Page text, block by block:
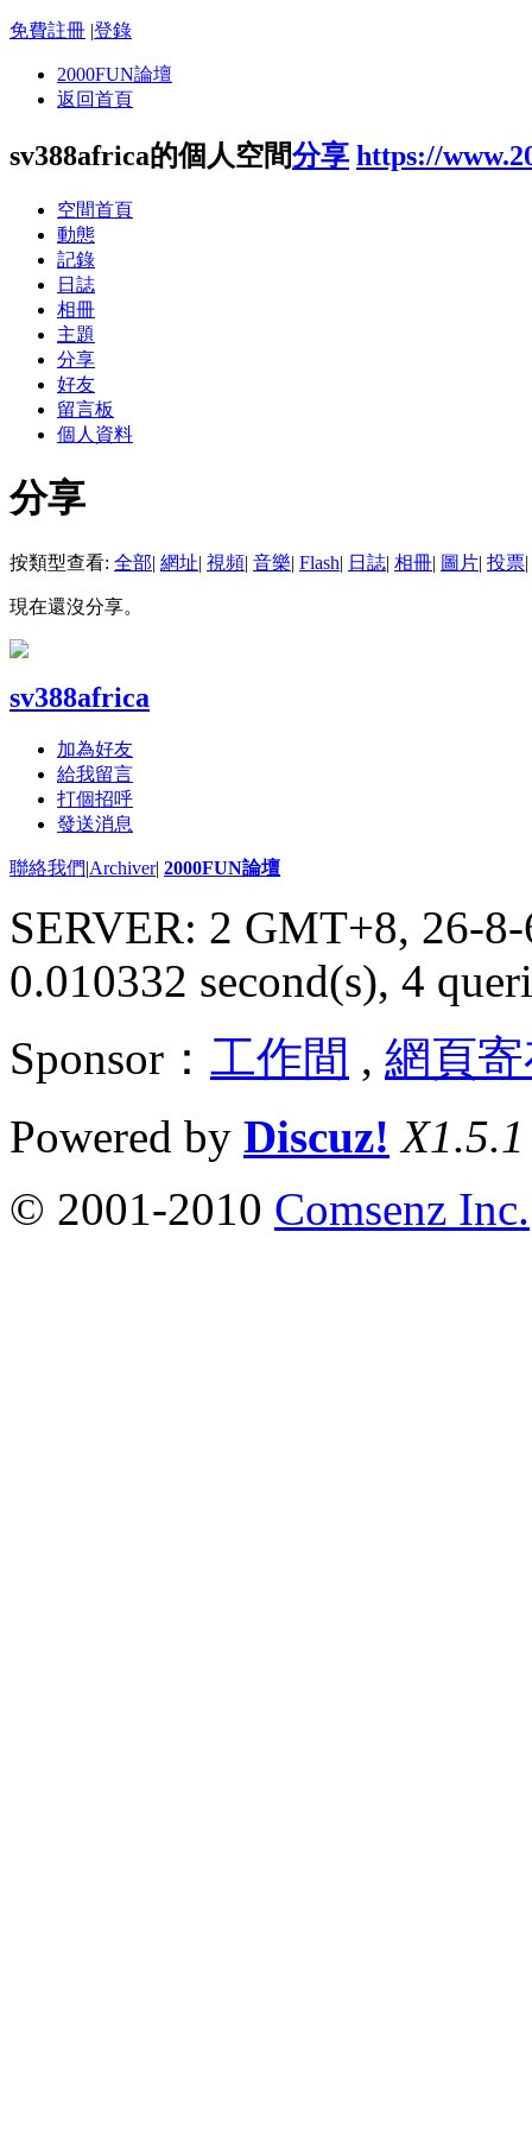
免費註冊 |登錄
2000FUN論壇
返回首頁
sv388africa的個人空間分享 https://
空間首頁
動態
記錄
日誌
相冊
主題
分享
好友
留言板
個人資料
分享
按類型查看: 全部| 網址| 視頻| 音樂| Flash| 日誌| 相冊| 圖片| 投票|
現在還沒分享。
sv388africa
加為好友
給我留言
打個招呼
發送消息
聯絡我們|Archiver| 2000FUN論壇
SERVER: 2 GMT+8, 26-
0.010332 second(s), 4
Sponsor： 工作間 , 網頁
Powered by Discuz! X1.5.1
© 2001-2010 Comsenz Inc.